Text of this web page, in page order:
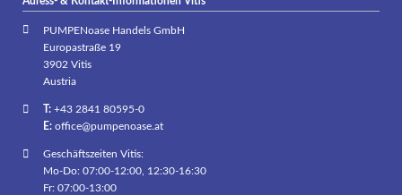
PUMPENoase Handels GmbH
Europastraße 19
3902 Vitis
Austria
T:+43 2841 80595-0
E: office@pumpenoase.at
Geschäftszeiten Vitis:
Mo-Do: 07:00-12:00, 12:30-16:30
Fr: 07:00-13:00